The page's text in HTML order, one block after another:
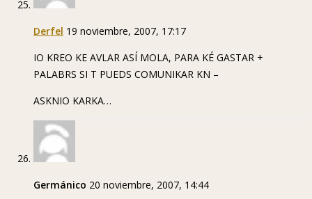
Derfel 19 noviembre, 2007, 17:17
IO KREO KE AVLAR ASÍ MOLA, PARA KÉ GASTAR +
PALABRS SI T PUEDS COMUNIKAR KN –
ASKNIO KARKA…
Germánico 20 noviembre, 2007, 14:44